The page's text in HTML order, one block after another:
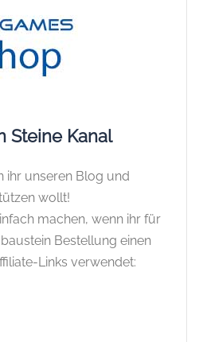
Steine Kanal
ihr unseren Blog und
wollt!
machen, wenn ihr für
Bestellung einen
Links verwendet: